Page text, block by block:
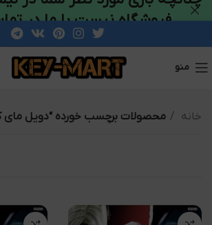
منو
خانه محصولات برچسب خورده “دویل مای
فروشگاه نیست با ما در